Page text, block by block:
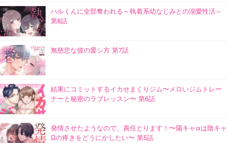
ハルくんに全部奪われる～執着系幼なじみとの溺愛性活～
第8話
無慈悲な彼の愛シ方 第7話
結果にコミットするイカせまくりジム〜メロいジムトレー
ナーと秘密のラブレッスン〜 第6話
発情させたようなので、責任とります！〜陽キャαは陰キャ
Ωの疼きをどうにかしたい〜 第5話